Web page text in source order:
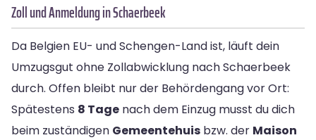
Zoll und Anmeldung in Schaerbeek
Da Belgien EU- und Schengen-Land ist, läuft dein
Umzugsgut ohne Zollabwicklung nach Schaerbeek
durch. Offen bleibt nur der Behördengang vor Ort:
Spätestens 8 Tage nach dem Einzug musst du dich
beim zuständigen Gemeentehuis bzw. der Maison